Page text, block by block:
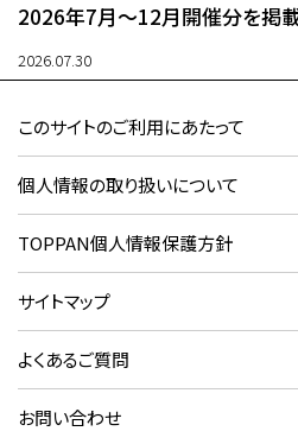
2026年7月〜12月開催分を掲
2026.07.30
このサイトのご利用にあたって
個人情報の取り扱いについて
TOPPAN個人情報保護方針
サイトマップ
よくあるご質問
お問い合わせ